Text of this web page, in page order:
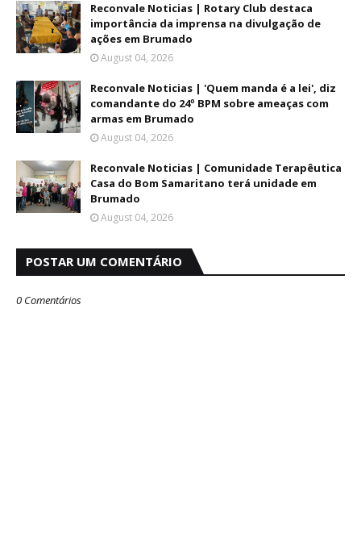
Reconvale Noticias | Rotary Club destaca
importância da imprensa na divulgação de
ações em Brumado
August 04, 2026
Reconvale Noticias | 'Quem manda é a lei', diz
comandante do 24º BPM sobre ameaças com
armas em Brumado
August 04, 2026
Reconvale Noticias | Comunidade Terapêutica
Casa do Bom Samaritano terá unidade em
Brumado
August 04, 2026
POSTAR UM COMENTÁRIO
0 Comentários